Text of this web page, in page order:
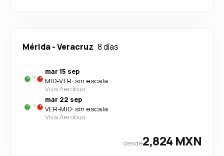
Mérida-Veracruz 8 días
mar 15 sep
MID-VER· sin escala
Viva Aerobus
mar 22 sep
VER-MID· sin escala
Viva Aerobus
desde2,824 MXN